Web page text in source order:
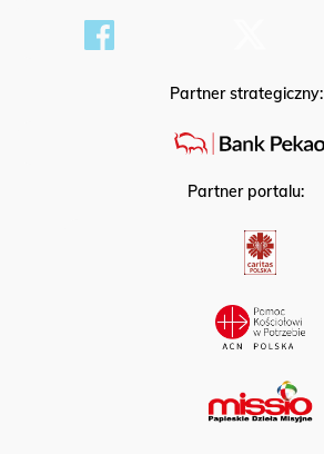
Partner strategiczny:
Partner portalu: